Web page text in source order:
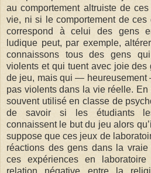
au comportement altruiste de
vie, ni si le comportement de
correspond à celui des gens
ludique peut, par exemple,
connaissons tous des gens
violents et qui tuent avec joie
de jeu, mais qui —
pas violents dans la vie réelle.
souvent utilisé en classe de
de savoir si les étudiants
connaissent le but du jeu alors
suppose que ces jeux de
réactions des gens dans la
ces expériences en